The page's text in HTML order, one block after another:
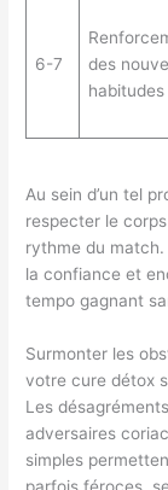
6-7
des
habitudes
Au sein d’un tel
respecter le
rythme du
la confiance et
tempo gagnant
Surmonter les
votre cure détox
Les
adversaires
simples
parfois féroces,